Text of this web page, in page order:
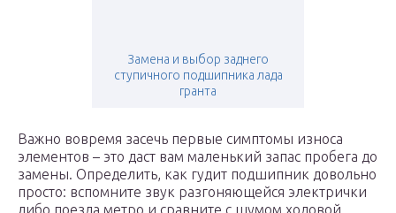
Замена и выбор заднего
ступичного подшипника лада
гранта
Важно вовремя засечь первые симптомы износа
элементов – это даст вам маленький запас пробега до
замены. Определить, как гудит подшипник довольно
просто: вспомните звук разгоняющейся электрички
либо поезда метро и сравните с шумом ходовой